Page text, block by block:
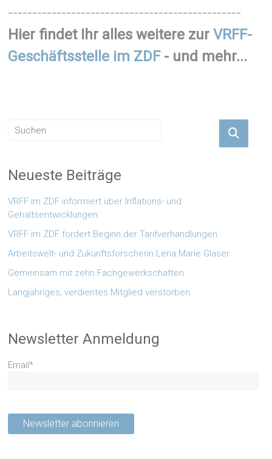
------------------------------------------------
Hier findet Ihr alles weitere zurVRFF-
Geschäftsstelle im ZDF- und mehr...
Neueste Beiträge
VRFF im ZDF informiert über Inflations- und
Gehaltsentwicklungen:
VRFF im ZDF fordert Beginn der Tarifverhandlungen
Arbeitswelt- und Zukunftsforscherin Lena Marie Glaser
Gemeinsam mit zehn Fachgewerkschaften
Langjähriges, verdientes Mitglied verstorben
Newsletter Anmeldung
Email*